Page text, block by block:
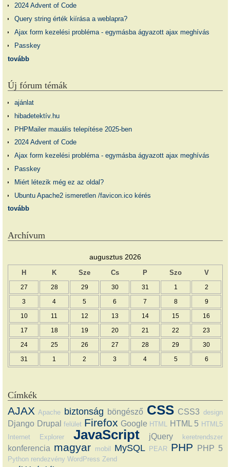
2024 Advent of Code
Query string érték kiírása a weblapra?
Ajax form kezelési probléma - egymásba ágyazott ajax meghívás
Passkey
tovább
Új fórum témák
ajánlat
hibadetektív.hu
PHPMailer mauális telepítése 2025-ben
2024 Advent of Code
Ajax form kezelési probléma - egymásba ágyazott ajax meghívás
Passkey
Miért létezik még ez az oldal?
Ubuntu Apache2 ismeretlen /favicon.ico kérés
tovább
Archívum
augusztus 2026
H K Sze Cs P Szo V
27 28 29 30 31 1 2
3 4 5 6 7 8 9
10 11 12 13 14 15 16
17 18 19 20 21 22 23
24 25 26 27 28 29 30
31 1 2 3 4 5 6
Címkék
AJAX Apache biztonság böngésző CSS CSS3 design
Django Drupal felület Firefox Google HTML HTML 5 HTML5
Internet Explorer
JavaScript jQuery keretrendszer
konferencia magyar mobil MySQL PEAR PHP PHP 5
Python rendezvény WordPress Zend